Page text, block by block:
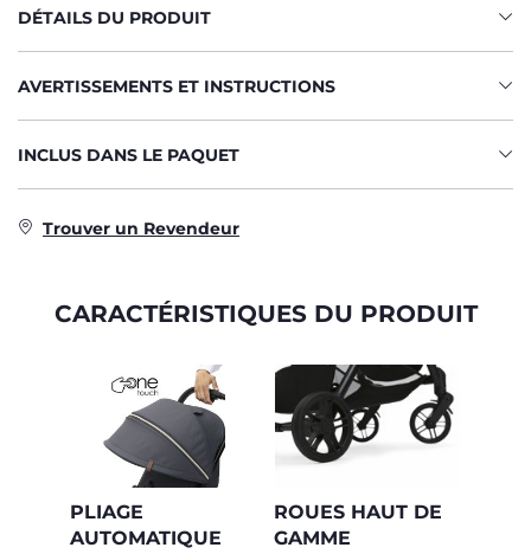
DÉTAILS DU PRODUIT
AVERTISSEMENTS ET INSTRUCTIONS
INCLUS DANS LE PAQUET
Trouver un Revendeur
CARACTÉRISTIQUES DU PRODUIT
PLIAGE
AUTOMATIQUE
ROUES HAUT DE
GAMME